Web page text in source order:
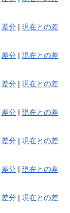
差分 |現在との差
差分 |現在との差
差分 |現在との差
差分 |現在との差
差分 |現在との差
差分 |現在との差
差分 |現在との差